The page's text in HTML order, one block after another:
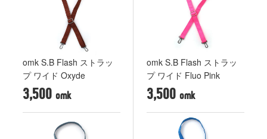
omk S.B Flash ストラッ
プ ワイド Oxyde
3,500
omk S.B Flash ストラッ
プ ワイド Fluo Pink
3,500